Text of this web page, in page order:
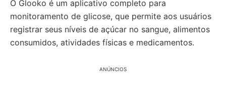
O Glooko é um aplicativo completo para
monitoramento de glicose, que permite aos usuários
registrar seus níveis de açúcar no sangue, alimentos
consumidos, atividades físicas e medicamentos.
ANÚNCIOS